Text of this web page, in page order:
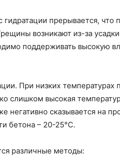
прерывается, что
возникают из-за
поддерживать высокую
При низких температурах
слишком высокая
негативно сказывается на
бетона – 20-25°C.
различные методы: